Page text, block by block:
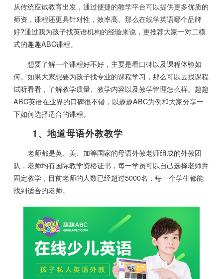
从传统应试教育出发，通过便捷的教学平台可以提供更多优质的
师资，课程还更具针对性，效率高。那么在线学英语哪个品牌
好?通过我为孩子找英语机构的经验来说，更推荐大家一对二模
式的趣趣ABC课程。
想要了解一个课程好不好，主要是看口碑以及课程体验如
何。如果大家想要为孩子找专业的课程学习，那么可以去找课程
试听看看，了解教学质量、教学内容以及教学管理怎么样。趣趣
ABC英语在业界的口碑很不错，以趣趣ABC为例和大家分享一
下如何选择适合的课程。
1、地道母语外教教学
老师都是英、美、加等国家的母语外教老师组成的外教团
队，老师均有国际教学资格证书，每一学员可以自己选择老师并
固定教学，目前老师的人数已经超过5000名，每一个学生都能
找到适合的老师。